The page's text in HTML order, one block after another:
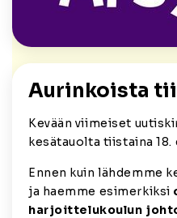
Aurinkoista
Kevään viimeiset
kesätauolta tiistaina 18.
Ennen kuin lähdemme
ja haemme esimerkiksi
harjoittelukoulun